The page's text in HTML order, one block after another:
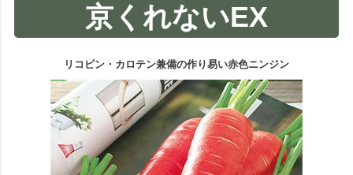
京くれないEX
リコピン・カロテン兼備の作り易い赤色ニンジン